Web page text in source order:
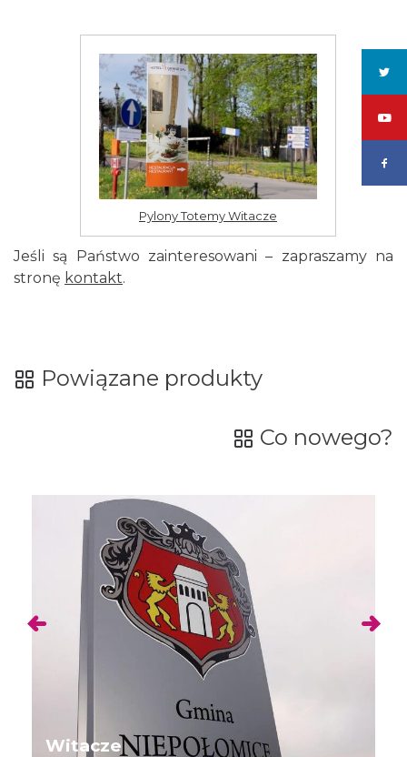
Pylony Totemy Witacze
Jeśli są Państwo zainteresowani – zapraszamy na
stronę kontakt.
Powiązane produkty
Co nowego?
Witacze